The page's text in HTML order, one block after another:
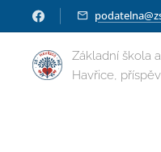
Základní škola
Havřice,